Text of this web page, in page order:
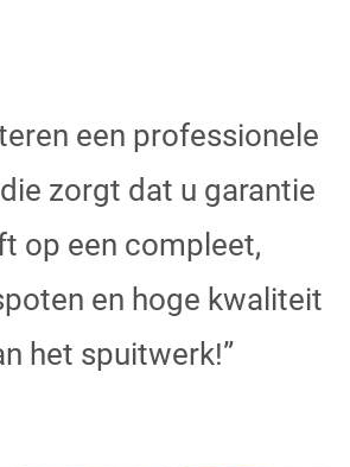
een professionele
zorgt dat u garantie
op een compleet,
en hoge kwaliteit
het spuitwerk!”